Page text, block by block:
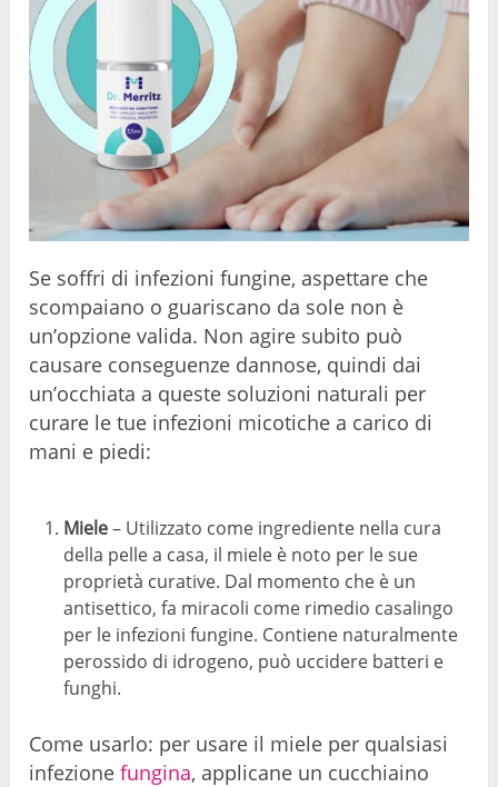
Se soffri di infezioni fungine, aspettare che
scompaiano o guariscano da sole non è
un’opzione valida. Non agire subito può
causare conseguenze dannose, quindi dai
un’occhiata a queste soluzioni naturali per
curare le tue infezioni micotiche a carico di
mani e piedi:
Miele– Utilizzato come ingrediente nella cura
della pelle a casa, il miele è noto per le sue
proprietà curative. Dal momento che è un
antisettico, fa miracoli come rimedio casalingo
per le infezioni fungine. Contiene naturalmente
perossido di idrogeno, può uccidere batteri e
funghi.
Come usarlo: per usare il miele per qualsiasi
infezionefungina, applicane un cucchiaino